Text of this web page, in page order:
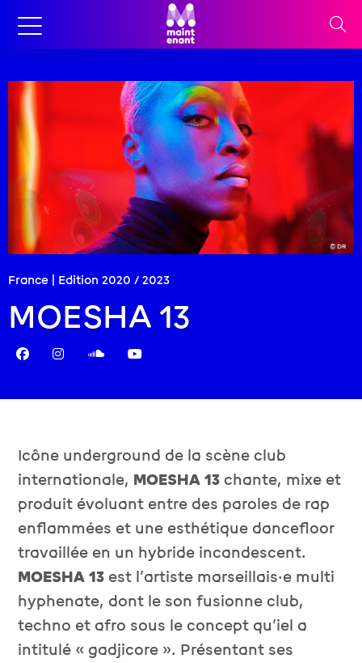
France | Edition 2020 / 2023
MOESHA 13
© DR
Icône underground de la scène club
internationale, MOESHA 13 chante, mixe et
produit évoluant entre des paroles de rap
enflammées et une esthétique dancefloor
travaillée en un hybride incandescent.
MOESHA 13 est l’artiste marseillais·e multi
hyphenate, dont le son fusionne club,
techno et afro sous le concept qu’iel a
intitulé « gadjicore ». Présentant ses